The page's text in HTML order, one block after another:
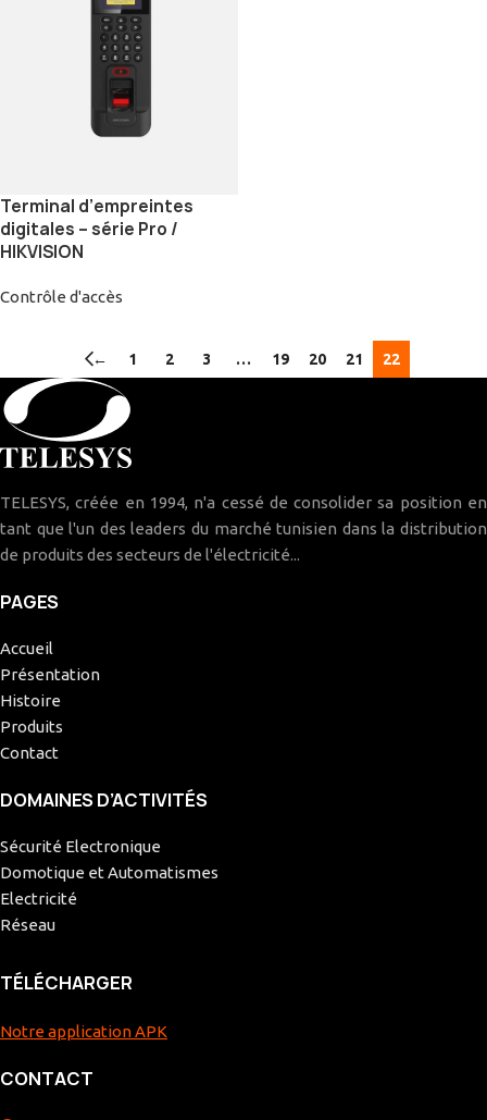
Terminal d’empreintes
digitales – série Pro /
HIKVISION
Contrôle d'accès
← 1 2 3 … 19 20 21 22
TELESYS, créée en 1994, n'a cessé de consolider sa position en
tant que l'un des leaders du marché tunisien dans la distribution
de produits des secteurs de l'électricité...
PAGES
Accueil
Présentation
Histoire
Produits
Contact
DOMAINES D’ACTIVITÉS
Sécurité Electronique
Domotique et Automatismes
Electricité
Réseau
TÉLÉCHARGER
Notre application APK
CONTACT